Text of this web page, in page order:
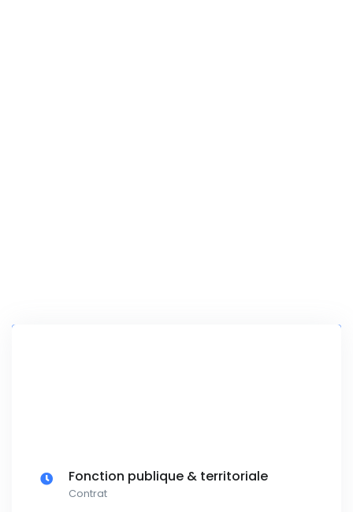
Fonction publique & territoriale
Contrat